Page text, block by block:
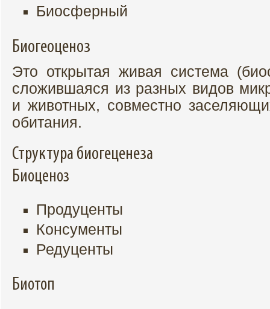
Биосферный
Биогеоценоз
Это открытая живая система
сложившаяся из разных видов
и животных, совместно
обитания.
Структура биогеценеза
Биоценоз
Продуценты
Консументы
Редуценты
Биотоп